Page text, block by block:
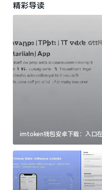
精彩导读
imtoken钱包安卓下载：入口